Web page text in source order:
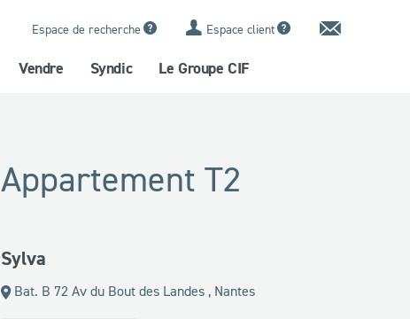
Espace de recherche Espace client Contact
Vendre Syndic Le Groupe CIF
Appartement T2
Sylva
Bat. B 72 Av du Bout des Landes , Nantes